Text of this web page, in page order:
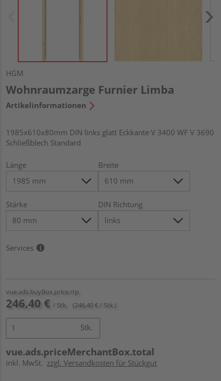
HGM
Wohnraumzarge Furnier Limba
Artikelinformationen
1985x610x80mm DIN links glatt Eckkante V 3400 WF V 3690
Schließblech Standard
Länge Breite
Stärke DIN Richtung
Services
vue.ads.buyBox.price.rrp
246,40 € / Stk. (246,40 € / Stk.)
Stk.
vue.ads.priceMerchantBox.total
inkl. MwSt. zzgl. Versandkosten für Stückgut